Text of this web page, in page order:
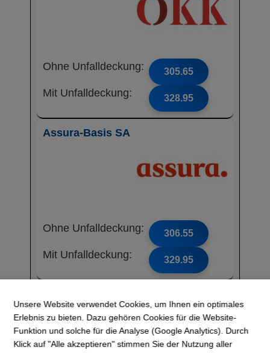
Ohne Unfalldeckung: 305.65
Mit Unfalldeckung: 328.95
Assura-Basis SA
Ohne Unfalldeckung: 306.55
Mit Unfalldeckung: 329.95
Unsere Website verwendet Cookies, um Ihnen ein optimales
Erlebnis zu bieten. Dazu gehören Cookies für die Website-
Funktion und solche für die Analyse (Google Analytics). Durch
Klick auf "Alle akzeptieren" stimmen Sie der Nutzung aller